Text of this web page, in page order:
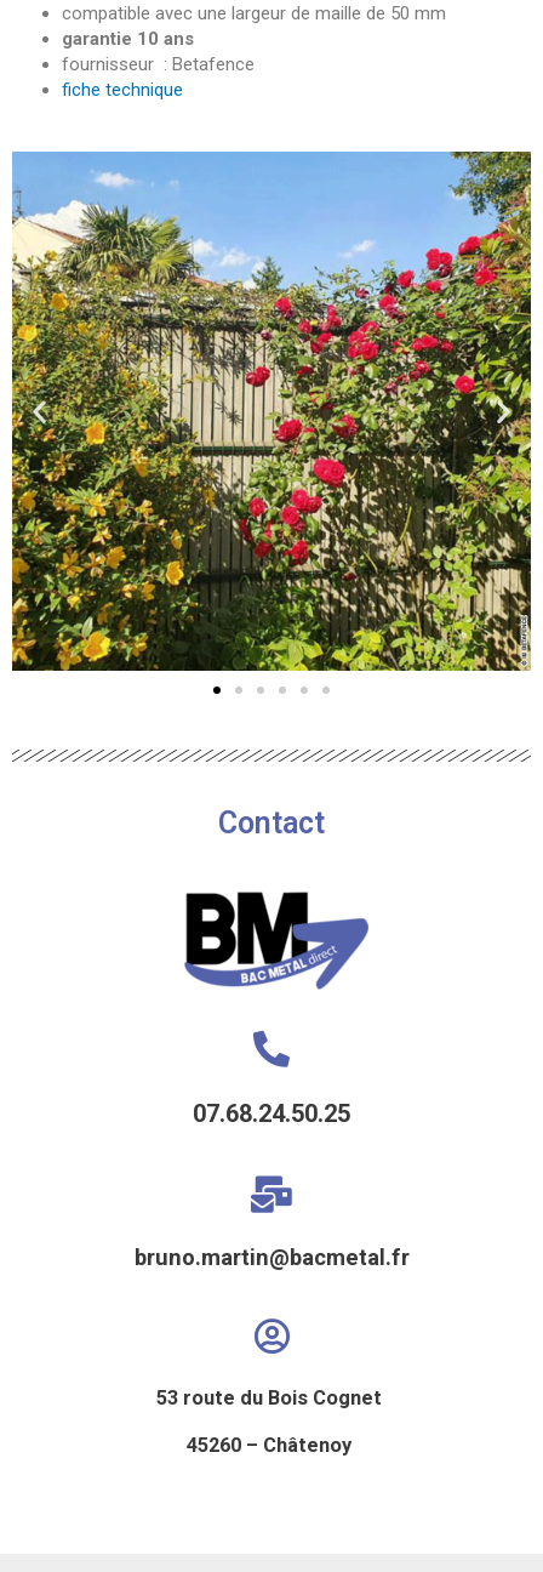
compatible avec une largeur de maille de 50 mm
garantie 10 ans
fournisseur : Betafence
fiche technique
Contact
07.68.24.50.25
bruno.martin@bacmetal.fr
53 route du Bois Cognet
45260 – Châtenoy